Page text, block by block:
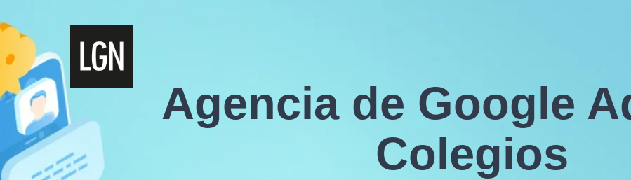
Agencia de Google
Colegios